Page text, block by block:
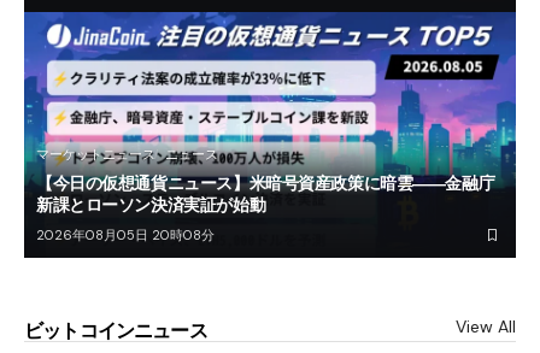
マーケットニュース ニュース
【今日の仮想通貨ニュース】米暗号資産政策に暗雲――金融庁
新課とローソン決済実証が始動
2026年08月05日 20時08分
ビットコインニュース View All